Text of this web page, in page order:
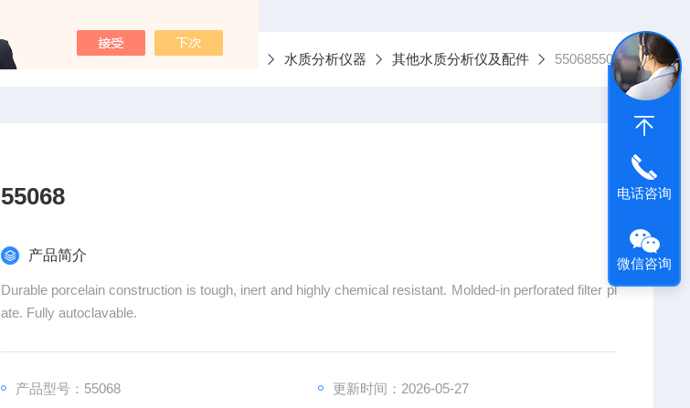
当前位置： 首页 产品中心 水质分析仪器 其他水质分析仪及配件 5506855068
55068
产品简介
Durable porcelain construction is tough, inert and highly chemical resistant. Molded-in perforated filter pl
ate. Fully autoclavable.
产品型号：55068 更新时间：2026-05-27
电话咨询
微信咨询